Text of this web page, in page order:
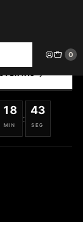
0
ml
18
MIN
:
42
SEG